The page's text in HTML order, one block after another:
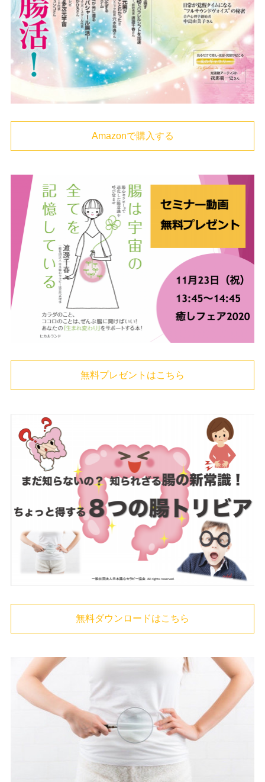
Amazonで購入する
無料プレゼントはこちら
無料ダウンロードはこちら